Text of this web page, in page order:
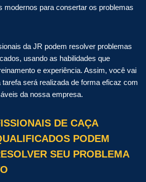
modernos para consertar os problemas
da JR podem resolver problemas
usando as habilidades que
e experiência. Assim, você vai
será realizada de forma eficaz com
da nossa empresa.
DE CAÇA
PODEM
SEU PROBLEMA